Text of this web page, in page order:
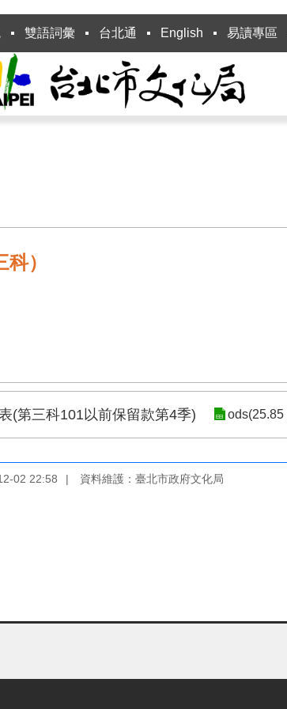
雙語詞彙 台北通 English 易讀專區
）
(第三科101以前保留款第4季) ods(25.85
02 22:58 資料維護：臺北市政府文化局